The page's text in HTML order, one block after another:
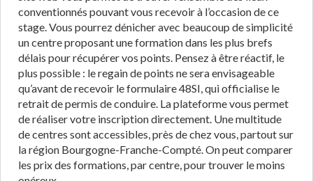
conventionnés pouvant vous recevoir à l’occasion de ce
stage. Vous pourrez dénicher avec beaucoup de simplicité
un centre proposant une formation dans les plus brefs
délais pour récupérer vos points. Pensez à être réactif, le
plus possible : le regain de points ne sera envisageable
qu’avant de recevoir le formulaire 48SI, qui officialise le
retrait de permis de conduire. La plateforme vous permet
de réaliser votre inscription directement. Une multitude
de centres sont accessibles, près de chez vous, partout sur
la région Bourgogne-Franche-Compté. On peut comparer
les prix des formations, par centre, pour trouver le moins